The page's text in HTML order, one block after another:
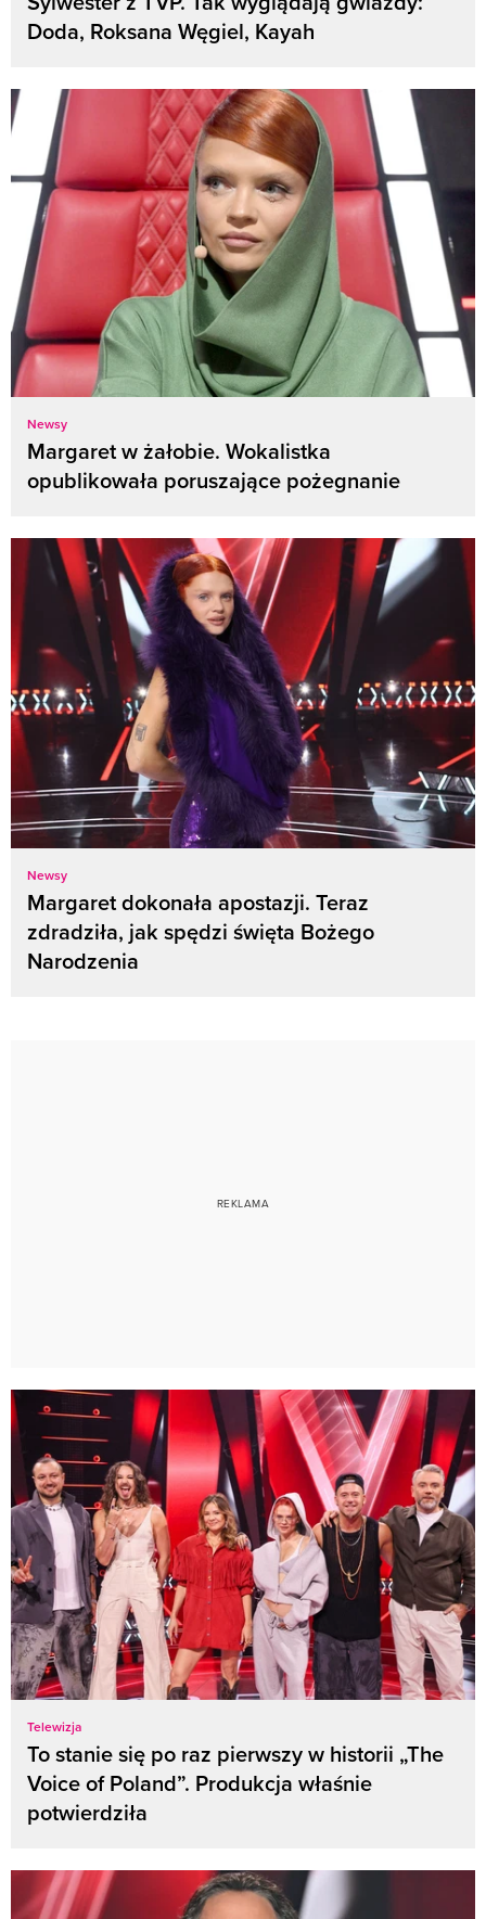
Doda, Roksana Węgiel, Kayah
Newsy
Margaret w żałobie. Wokalistka
opublikowała poruszające pożegnanie
Newsy
Margaret dokonała apostazji. Teraz
zdradziła, jak spędzi święta Bożego
Narodzenia
Telewizja
To stanie się po raz pierwszy w historii „The
Voice of Poland”. Produkcja właśnie
potwierdziła